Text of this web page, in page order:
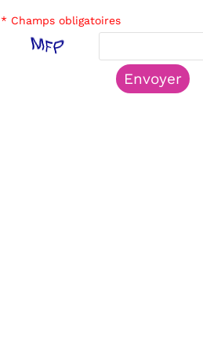
* Champs obligatoires
Envoyer